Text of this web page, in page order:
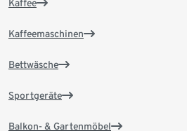
Kaffee
Kaffeemaschinen
Bettwäsche
Sportgeräte
Balkon- & Gartenmöbel